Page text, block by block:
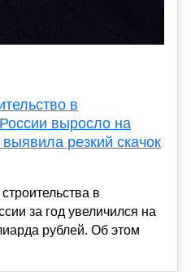
в
выросло на
резкий скачок
в
за год увеличился на
рублей. Об этом